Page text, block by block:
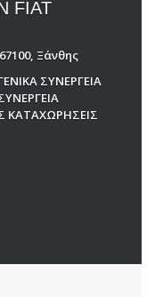
FIAT
Ξάνθης
ΣΥΝΕΡΓΕΙΑ
ΚΑΤΑΧΩΡΗΣΕΙΣ